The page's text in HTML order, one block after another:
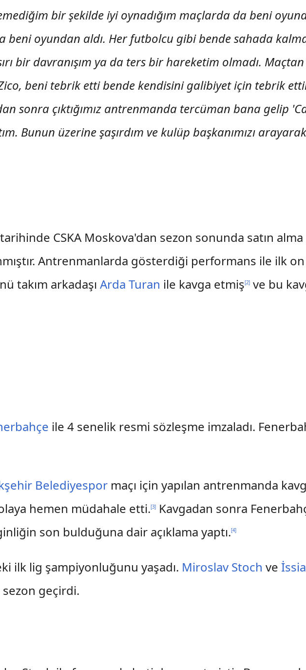
bir şekilde iyi oynadığım maçlarda da beni
beni oyundan aldı. Her futbolcu gibi bende sahada
bir davranışım ya da ters bir hareketim olmadı.
beni tebrik etti bende kendisini galibiyet için tebrik
sonra çıktığımız antrenmanda tercüman bana gelip
Bunun üzerine şaşırdım ve kulüp başkanımızı
CSKA Moskova'dan sezon sonunda satın
Antrenmanlarda gösterdiği performans ile ilk
takım arkadaşıArda Turan ile kavga etmiş[2] ve bu
ile 4 senelik resmi sözleşme imzaladı.
Belediyespor maçı için yapılan antrenmanda
hemen müdahale etti.[3]
Kavgadan sonra
son bulduğuna dair açıklama yaptı.[4]
ilk lig şampiyonluğunu yaşadı. Miroslav Stoch ve
sezon geçirdi.